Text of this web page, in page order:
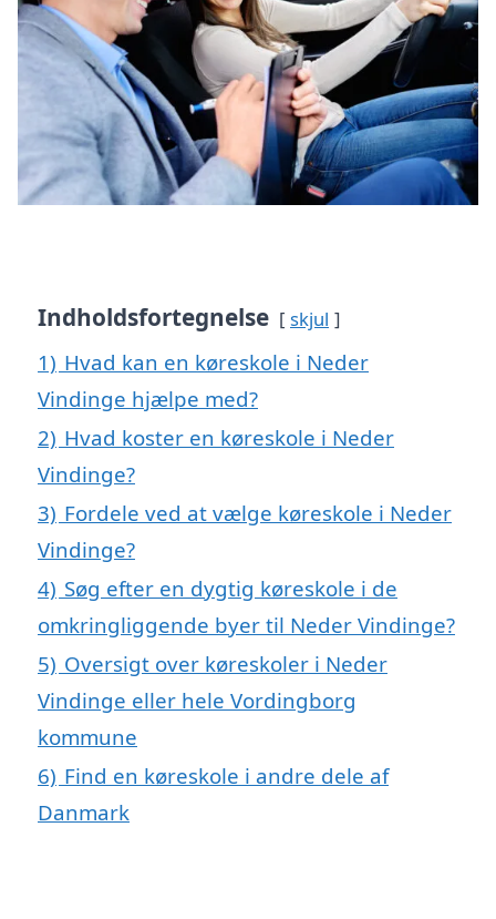
Indholdsfortegnelse skjul
1) Hvad kan en køreskole i Neder
Vindinge hjælpe med?
2) Hvad koster en køreskole i Neder
Vindinge?
3) Fordele ved at vælge køreskole i Neder
Vindinge?
4) Søg efter en dygtig køreskole i de
omkringliggende byer til Neder Vindinge?
5) Oversigt over køreskoler i Neder
Vindinge eller hele Vordingborg
kommune
6) Find en køreskole i andre dele af
Danmark